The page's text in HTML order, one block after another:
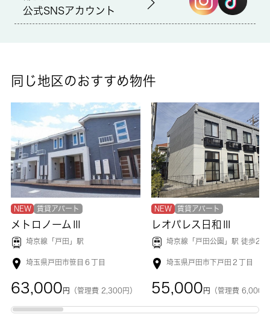
まいをじっくりお探しになりませんか。納得のいく住まい探しを
公式SNSアカウント
同じ地区のおすすめ物件
NEW 賃貸アパート
メトロノームⅢ
埼京線「 戸田 」駅
埼玉県戸田市笹目６丁目
63,000 円 （管理費 2,300円）
NEW 賃貸アパート
レオパレス日和Ⅲ
埼京線「 戸田公園 」駅 徒歩21
埼玉県戸田市下戸田２丁目
55,000 円 （管理費 6,000